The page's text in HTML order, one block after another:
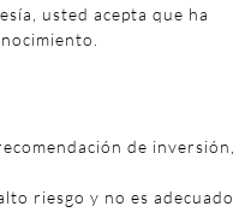
usted acepta que ha
de inversión,
riesgo y no es adecuado